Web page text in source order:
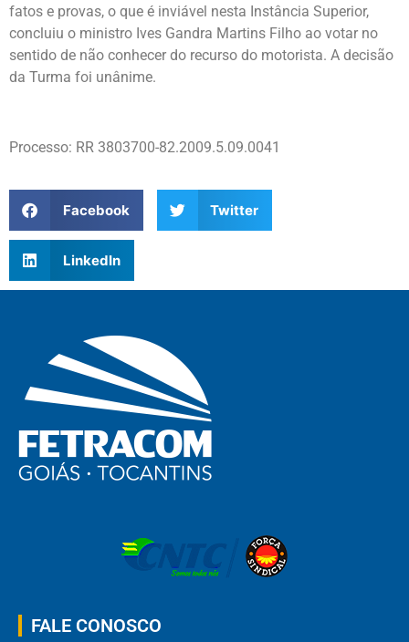
fatos e provas, o que é inviável nesta Instância Superior,
concluiu o ministro Ives Gandra Martins Filho ao votar no
sentido de não conhecer do recurso do motorista. A decisão
da Turma foi unânime.
Processo: RR 3803700-82.2009.5.09.0041
Facebook Twitter
LinkedIn
FALE CONOSCO